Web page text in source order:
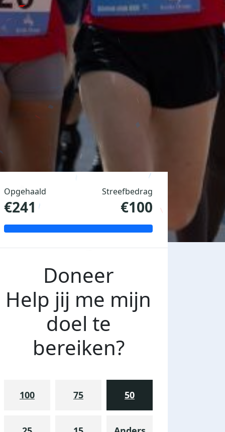
Opgehaald
€241
Streefbedrag
€100
Doneer
Help jij me mijn
doel te
bereiken?
100 75 50